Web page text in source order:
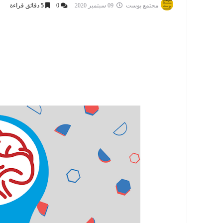
مجتمع بوست 0
5 دقائق قراءة